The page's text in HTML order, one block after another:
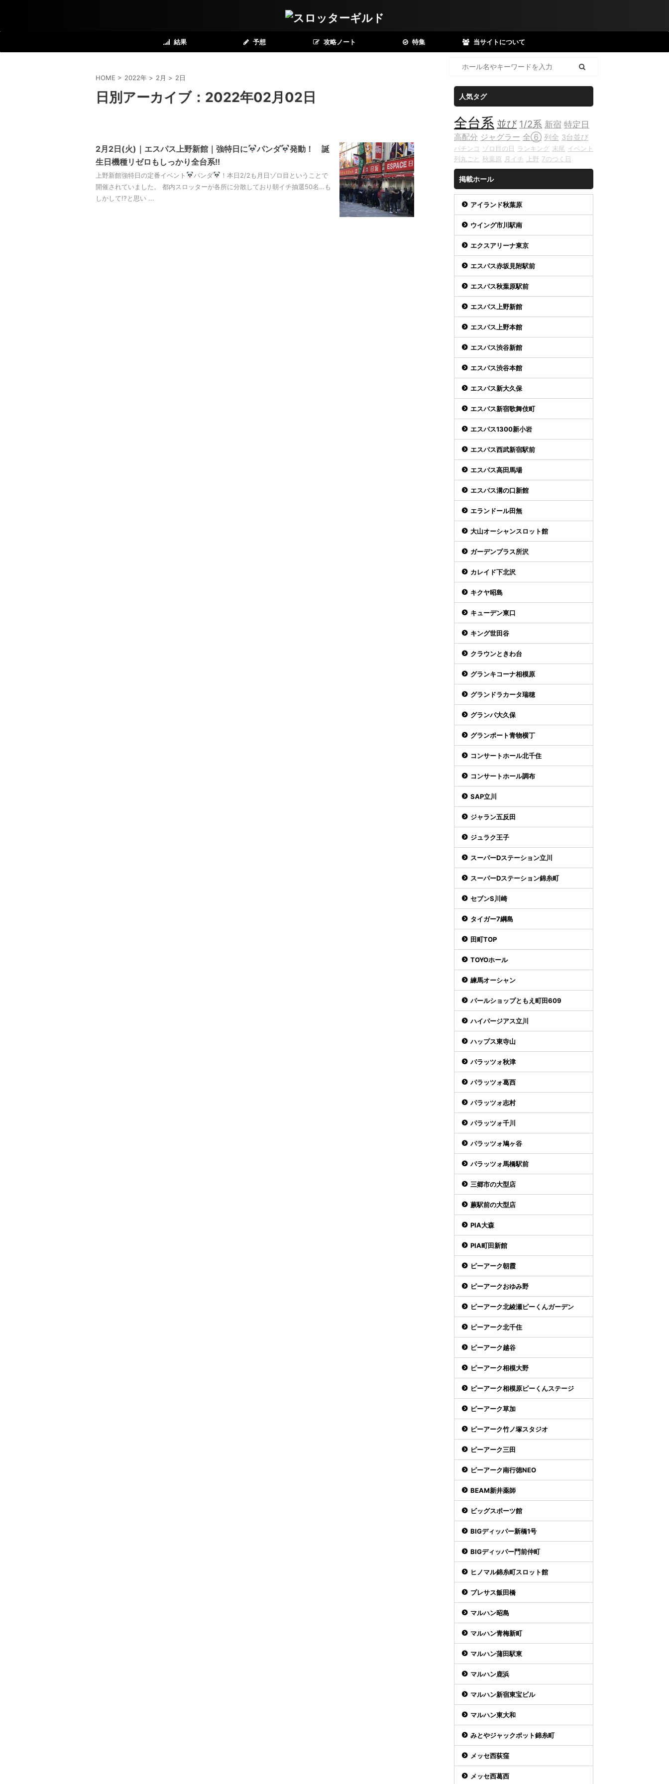
結果 予想 攻略ノート 特集 当サイトについて
HOME > 2022年 > 2月 > 2日
日別アーカイブ：2022年02月02日
2月2日(火)｜エスパス上野新館｜強特日に パンダ
発動！ 誕
生日機種リゼロもしっかり全台系!!
上野新館強特日の定番イベント パンダ
！本日2/2も月日ゾロ目ということで
開催されていました。 都内スロッターが各所に分散しており朝イチ抽選50名…も
しかして!?と思い ...
人気タグ
全台系 並び 1/2系 新宿 特定日
高配分 ジャグラー 全⑥ 列全 3台並び
パチンコ ゾロ目の日 ランキング 末尾 イベント
列丸ごと 秋葉原 月イチ 上野 7のつく日
掲載ホール
アイランド秋葉原
ウイング市川駅南
エクスアリーナ東京
エスパス赤坂見附駅前
エスパス秋葉原駅前
エスパス上野新館
エスパス上野本館
エスパス渋谷新館
エスパス渋谷本館
エスパス新大久保
エスパス新宿歌舞伎町
エスパス1300新小岩
エスパス西武新宿駅前
エスパス高田馬場
エスパス溝の口新館
エランドール田無
大山オーシャンスロット館
ガーデンプラス所沢
カレイド下北沢
キクヤ昭島
キューデン東口
キング世田谷
クラウンときわ台
グランキコーナ相模原
グランドラカータ瑞穂
グランパ大久保
グランポート青物横丁
コンサートホール北千住
コンサートホール調布
SAP立川
ジャラン五反田
ジュラク王子
スーパーDステーション立川
スーパーDステーション錦糸町
セブンS川崎
タイガー7綱島
田町TOP
TOYOホール
練馬オーシャン
パールショップともえ町田609
ハイパージアス立川
ハップス東寺山
パラッツォ秋津
パラッツォ葛西
パラッツォ志村
パラッツォ千川
パラッツォ鳩ヶ谷
パラッツォ馬橋駅前
三郷市の大型店
蕨駅前の大型店
PIA大森
PIA町田新館
ピーアーク朝霞
ピーアークおゆみ野
ピーアーク北綾瀬ピーくんガーデン
ピーアーク北千住
ピーアーク越谷
ピーアーク相模大野
ピーアーク相模原ピーくんステージ
ピーアーク草加
ピーアーク竹ノ塚スタジオ
ピーアーク三田
ピーアーク南行徳NEO
BEAM新井薬師
ビッグスポーツ館
BIGディッパー新橋1号
BIGディッパー門前仲町
ヒノマル錦糸町スロット館
プレサス飯田橋
マルハン昭島
マルハン青梅新町
マルハン蒲田駅東
マルハン鹿浜
マルハン新宿東宝ビル
マルハン東大和
みとやジャックポット錦糸町
メッセ西荻窪
メッセ西葛西